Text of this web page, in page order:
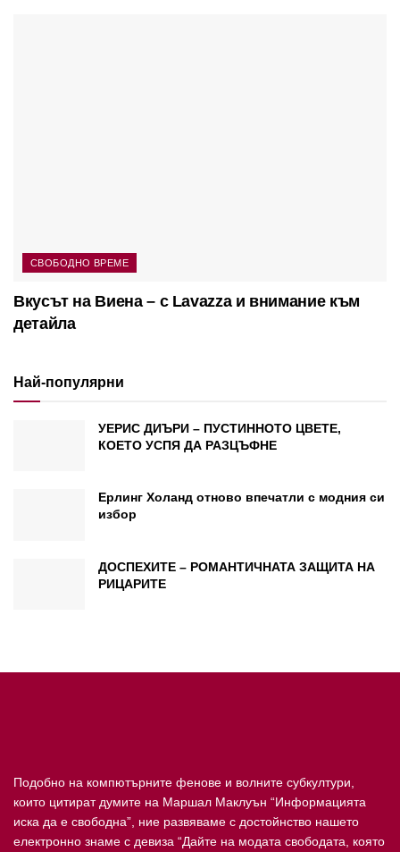
СВОБОДНО ВРЕМЕ
Вкусът на Виена – с Lavazza и внимание към
детайла
Най-популярни
УЕРИС ДИЪРИ – ПУСТИННОТО ЦВЕТЕ,
КОЕТО УСПЯ ДА РАЗЦЪФНЕ
Ерлинг Холанд отново впечатли с модния си
избор
ДОСПЕХИТЕ – РОМАНТИЧНАТА ЗАЩИТА НА
РИЦАРИТЕ
Подобно на компютърните фенове и волните субкултури,
които цитират думите на Маршал Маклуън “Информацията
иска да е свободна”, ние развяваме с достойнство нашето
електронно знаме с девиза “Дайте на модата свободата, която